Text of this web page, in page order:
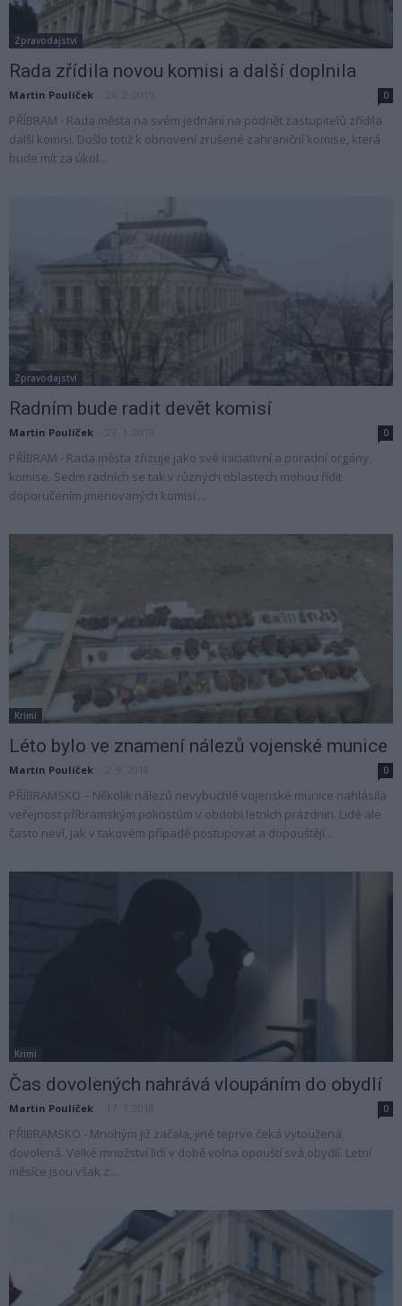
Zpravodajství
Rada zřídila novou komisi a další doplnila
Martin Poulíček 0
PŘÍBRAM - Rada města na svém jednání na podnět zastupitelů zřídila
další komisi. Došlo totiž k obnovení zrušené zahraniční komise, která
bude mít za úkol...
Zpravodajství
Radním bude radit devět komisí
Martin Poulíček 0
PŘÍBRAM - Rada města zřizuje jako své iniciativní a poradní orgány
komise. Sedm radních se tak v různých oblastech mohou řídit
doporučením jmenovaných komisí....
Krimi
Léto bylo ve znamení nálezů vojenské munice
Martin Poulíček 0
PŘÍBRAMSKO – Několik nálezů nevybuchlé vojenské munice nahlásila
veřejnost příbramským policistům v období letních prázdnin. Lidé ale
často neví, jak v takovém případě postupovat a dopouštějí...
Krimi
Čas dovolených nahrává vloupáním do obydlí
Martin Poulíček 0
PŘÍBRAMSKO - Mnohým již začala, jiné teprve čeká vytoužená
dovolená. Velké množství lidí v době volna opouští svá obydlí. Letní
měsíce jsou však z...